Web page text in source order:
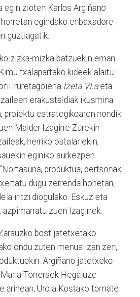
egin zioten Karlos Argiñano
egindako enbaxadore
guztiagatik.
zizka-mizka batzuekin eman
txalapartako kideek alaitu
Iruretagoiena Izeta VI.aeta
erakustaldiak ikusmina
proiektu estrategikoaren nondik
Maider Izagirre Zurekin
herriko ostalariekin,
eginiko aurkezpen
produktua, pertsonak
dugu zerrenda honetan,
iritzi diogulako. Eskuz eta
zuen Izagirrek.
bost jatetxetako
ondu zuten menua izan zen,
Argiñano jatetxeko
Torrersek Hegaluze
arinean, Urola Kostako tomate